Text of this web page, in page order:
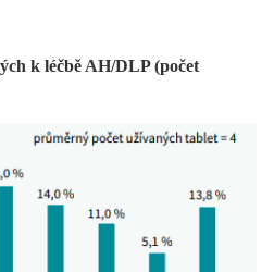
k léčbě AH/DLP (počet